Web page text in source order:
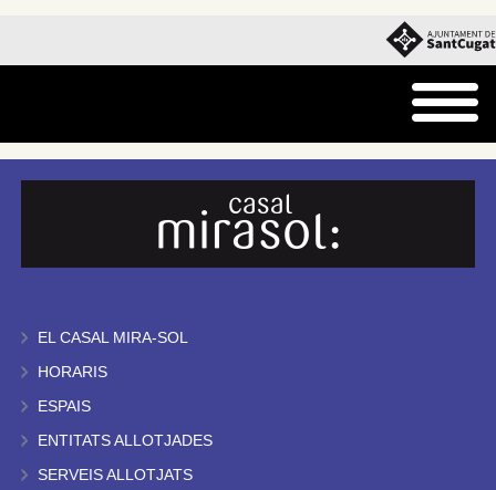
EL CASAL MIRA-SOL
HORARIS
ESPAIS
ENTITATS ALLOTJADES
SERVEIS ALLOTJATS